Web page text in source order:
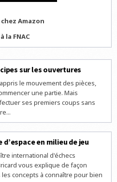
Amazon
la FNAC
sur les ouvertures
le mouvement des pièces,
une partie. Mais
ses premiers coups sans
d’espace en milieu de jeu
international d'échecs
vous explique de façon
concepts à connaître pour bien